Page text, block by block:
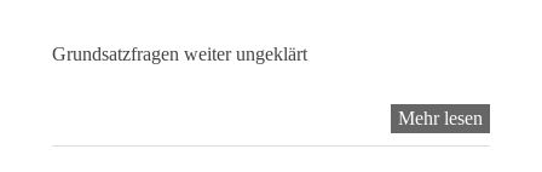
Grundsatzfragen weiter ungeklärt
Mehr lesen